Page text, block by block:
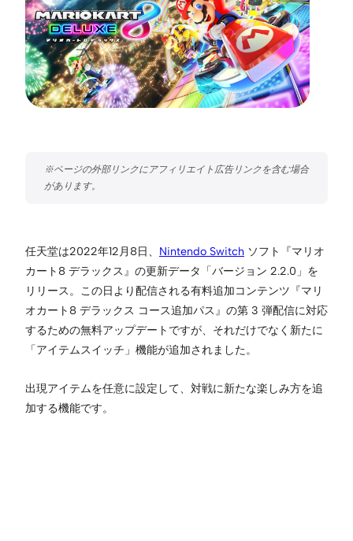
任天堂は2022年12月8日、 Nintendo Switch ソフト『マリオ
カート8 デラックス』の更新データ「バージョン 2.2.0」を
リリース。この日より配信される有料追加コンテンツ『マリ
オカート8 デラックス コース追加パス』の第 3 弾配信に対応
するための無料アップデートですが、それだけでなく新たに
「アイテムスイッチ」機能が追加されました。
出現アイテムを任意に設定して、対戦に新たな楽しみ方を追
加する機能です。